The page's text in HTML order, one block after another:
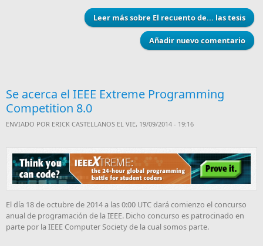
Leer mássobre El recuento de... las tesis
Añadir nuevo comentario
Se acerca el IEEE Extreme Programming
Competition 8.0
ENVIADO POR ERICK CASTELLANOS EL VIE, 19/09/2014 - 19:16
El día 18 de octubre de 2014 a las 0:00 UTC dará comienzo el concurso
anual de programación de la IEEE. Dicho concurso es patrocinado en
parte por la IEEE Computer Society de la cual somos parte.